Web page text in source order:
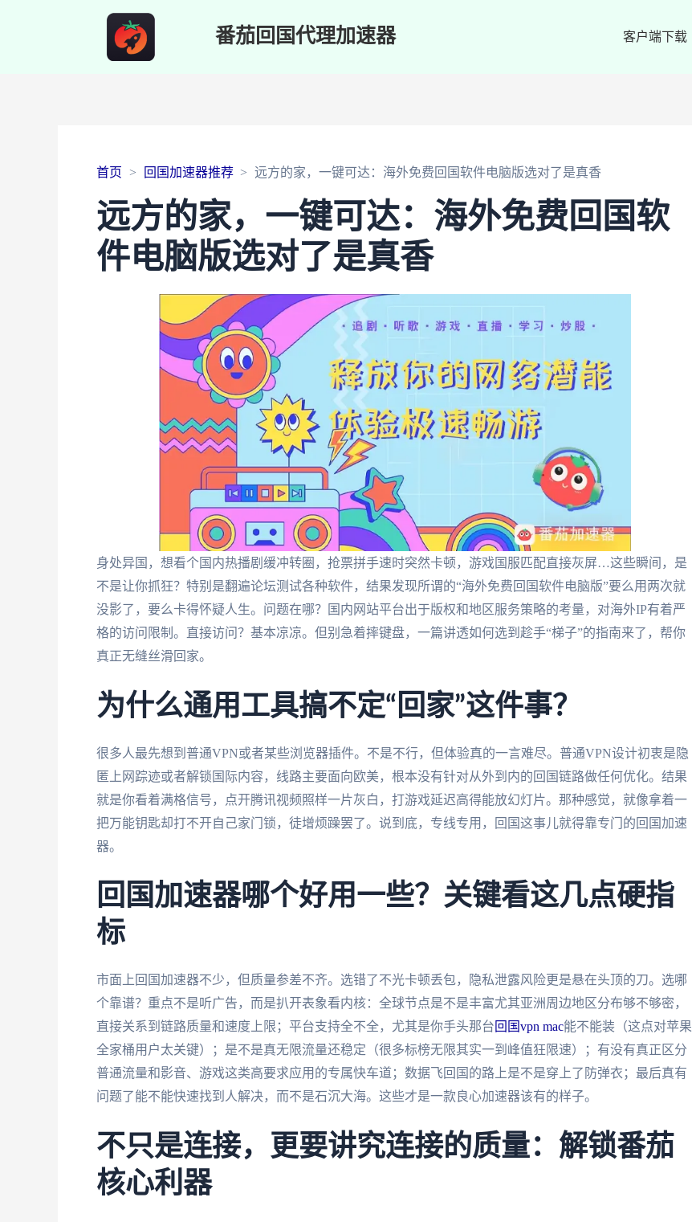
番茄回国代理加速器 客户端下载
首页 回国加速器推荐 远方的家，一键可达：海外免费回国软件电脑版选对了是真香
远方的家，一键可达：海外免费回国软
件电脑版选对了是真香
身处异国，想看个国内热播剧缓冲转圈，抢票拼手速时突然卡顿，游戏国服匹配直接灰屏…这些瞬间，是
不是让你抓狂？特别是翻遍论坛测试各种软件，结果发现所谓的“海外免费回国软件电脑版”要么用两次就
没影了，要么卡得怀疑人生。问题在哪？国内网站平台出于版权和地区服务策略的考量，对海外IP有着严
格的访问限制。直接访问？基本凉凉。但别急着摔键盘，一篇讲透如何选到趁手“梯子”的指南来了，帮你
真正无缝丝滑回家。
为什么通用工具搞不定“回家”这件事？
很多人最先想到普通VPN或者某些浏览器插件。不是不行，但体验真的一言难尽。普通VPN设计初衷是隐
匿上网踪迹或者解锁国际内容，线路主要面向欧美，根本没有针对从外到内的回国链路做任何优化。结果
就是你看着满格信号，点开腾讯视频照样一片灰白，打游戏延迟高得能放幻灯片。那种感觉，就像拿着一
把万能钥匙却打不开自己家门锁，徒增烦躁罢了。说到底，专线专用，回国这事儿就得靠专门的回国加速
器。
回国加速器哪个好用一些？关键看这几点硬指
标
市面上回国加速器不少，但质量参差不齐。选错了不光卡顿丢包，隐私泄露风险更是悬在头顶的刀。选哪
个靠谱？重点不是听广告，而是扒开表象看内核：全球节点是不是丰富尤其亚洲周边地区分布够不够密，
直接关系到链路质量和速度上限；平台支持全不全，尤其是你手头那台回国vpn mac能不能装（这点对苹果
全家桶用户太关键）；是不是真无限流量还稳定（很多标榜无限其实一到峰值狂限速）；有没有真正区分
普通流量和影音、游戏这类高要求应用的专属快车道；数据飞回国的路上是不是穿上了防弹衣；最后真有
问题了能不能快速找到人解决，而不是石沉大海。这些才是一款良心加速器该有的样子。
不只是连接，更要讲究连接的质量：解锁番茄
核心利器